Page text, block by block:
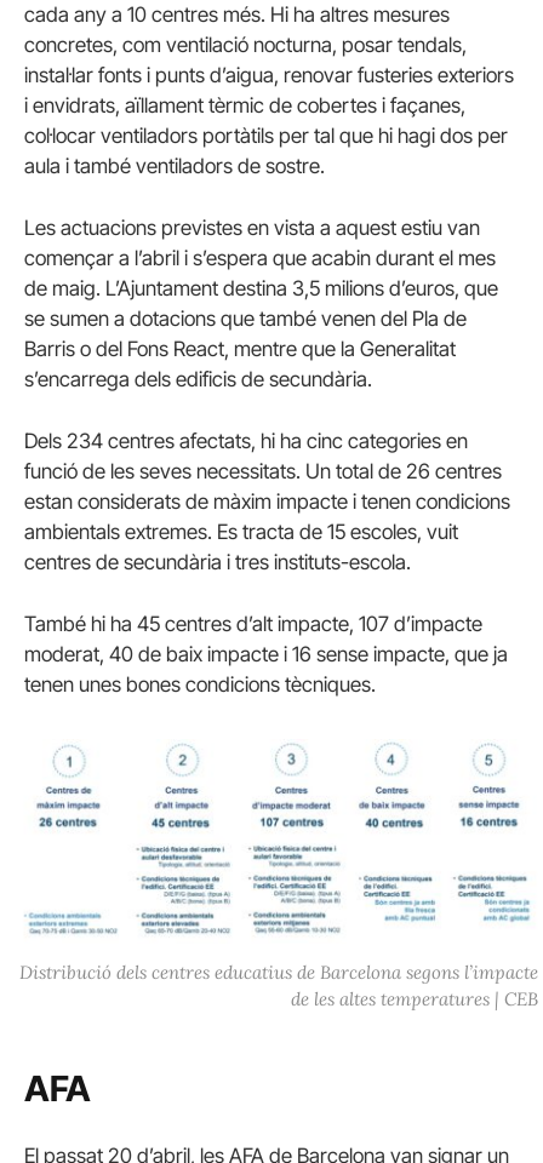
cada any a 10 centres més. Hi ha altres mesures
concretes, com ventilació nocturna, posar tendals,
instal·lar fonts i punts d’aigua, renovar fusteries exteriors
i envidrats, aïllament tèrmic de cobertes i façanes,
col·locar ventiladors portàtils per tal que hi hagi dos per
aula i també ventiladors de sostre.
Les actuacions previstes en vista a aquest estiu van
començar a l’abril i s’espera que acabin durant el mes
de maig. L’Ajuntament destina 3,5 milions d’euros, que
se sumen a dotacions que també venen del Pla de
Barris o del Fons React, mentre que la Generalitat
s’encarrega dels edificis de secundària.
Dels 234 centres afectats, hi ha cinc categories en
funció de les seves necessitats. Un total de 26 centres
estan considerats de màxim impacte i tenen condicions
ambientals extremes. Es tracta de 15 escoles, vuit
centres de secundària i tres instituts-escola.
També hi ha 45 centres d’alt impacte, 107 d’impacte
moderat, 40 de baix impacte i 16 sense impacte, que ja
tenen unes bones condicions tècniques.
Distribució dels centres educatius de Barcelona segons l’impacte
de les altes temperatures | CEB
AFA
El passat 20 d’abril, les AFA de Barcelona van signar un